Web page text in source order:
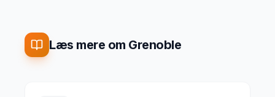
Læs mere om Grenoble